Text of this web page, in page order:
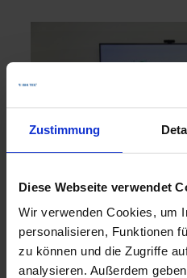
Zustimmung
Diese Webseite verwendet
Wir verwenden Cookies, um
personalisieren, Funktionen
zu können und die Zugriffe
analysieren. Außerdem
Persönliche Beratung